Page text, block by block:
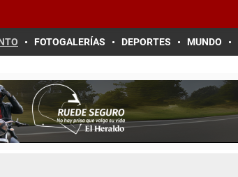
FOTOGALERÍAS DEPORTES MUNDO